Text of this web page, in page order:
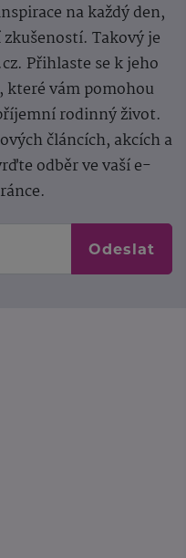
na každý den,
Takový je
Přihlaste se k jeho
které vám pomohou
rodinný život.
článcích, akcích a
odběr ve vaší e-
Odeslat